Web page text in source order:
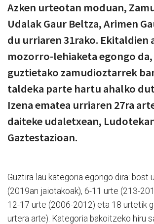
Azken urteotan moduan,
Udalak Gaur Beltza, Arimen
du urriaren 31rako. Ekitaldien
mozorro-lehiaketa egongo
guztietako zamudioztarrek
taldeka parte hartu ahalko
Izena ematea urriaren 27ra
daiteke udaletxean,
Gaztestazioan.
Guztira lau kategoria egongo dira: bost
(2019an jaiotakoak), 6-11 urte (213-
12-17 urte (2006-2012) eta 18 urtetik
urtera arte). Kategoria bakoitzeko hiru